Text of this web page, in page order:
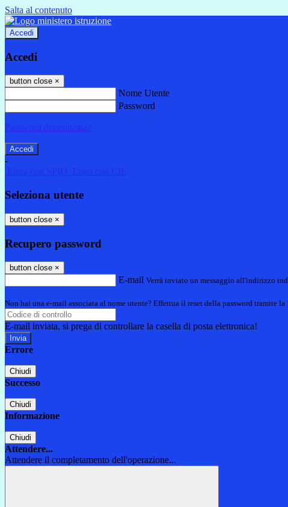
Salta al contenuto
Accedi
Accedi
button close ×
Nome Utente
Password
Password dimenticata?
-
Entra con SPID
Entra con CIE
Seleziona utente
button close ×
Recupero password
button close ×
E-mail Verrà inviato un messaggio all'indirizzo
Non hai una e-mail associata al nome utente? Effettua il reset della password tramite la
E-mail inviata, si prega di controllare la casella di posta elettronica!
Errore
Chiudi
Successo
Chiudi
Informazione
Chiudi
Attendere...
Attendere il completamento dell'operazione...